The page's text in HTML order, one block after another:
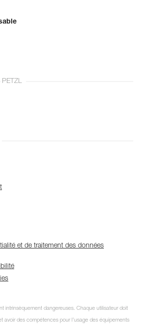
PETZL
et de traitement des données
intrinsèquement dangereuses. Chaque utilisateur doit
avoir des compétences pour l’usage des équipements